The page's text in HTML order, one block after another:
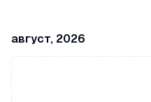
август, 2026